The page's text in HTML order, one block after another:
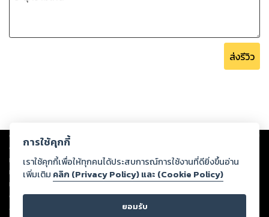
ส่งรีวิว
Copyright © 2026
ต่อผลงานหรือเนื้อหาใดที่อัปโหลดผ่านเว็บไซต์และปรากฏว่าละเมิดสิทธิใน
ทรัพย์สินทางปัญญาของบุคคลอื่นหรือขัดต่อกฎหมายและศีลธรรม ดังนั้น ผู้อ่าน
ทุกท่านโปรดใช้วิจารณญาณในการกลั่นกรองด้วยตนเอง และหากท่านพบว่าส่วน
หนึ่งส่วนใดขัดต่อกฎหมายและศีลธรรม กรุณาแจ้งมายังบริษัท เพื่อทีมงานจะได้
ดำเนินการในทันที ทั้งนี้ ทางสตอรี่ล็อกขอสงวนลิขสิทธิ์ตามพระราชบัญญัติ
ลิขสิทธิ์ พ.ศ. 2537 (ฉบับล่าสุด)
การใช้คุกกี้
เราใช้คุกกี้เพื่อให้ทุกคนได้ประสบการณ์การใช้งานที่ดียิ่งขึ้นอ่าน
เพิ่มเติม คลิก (Privacy Policy) และ (Cookie Policy)
ยอมรับ